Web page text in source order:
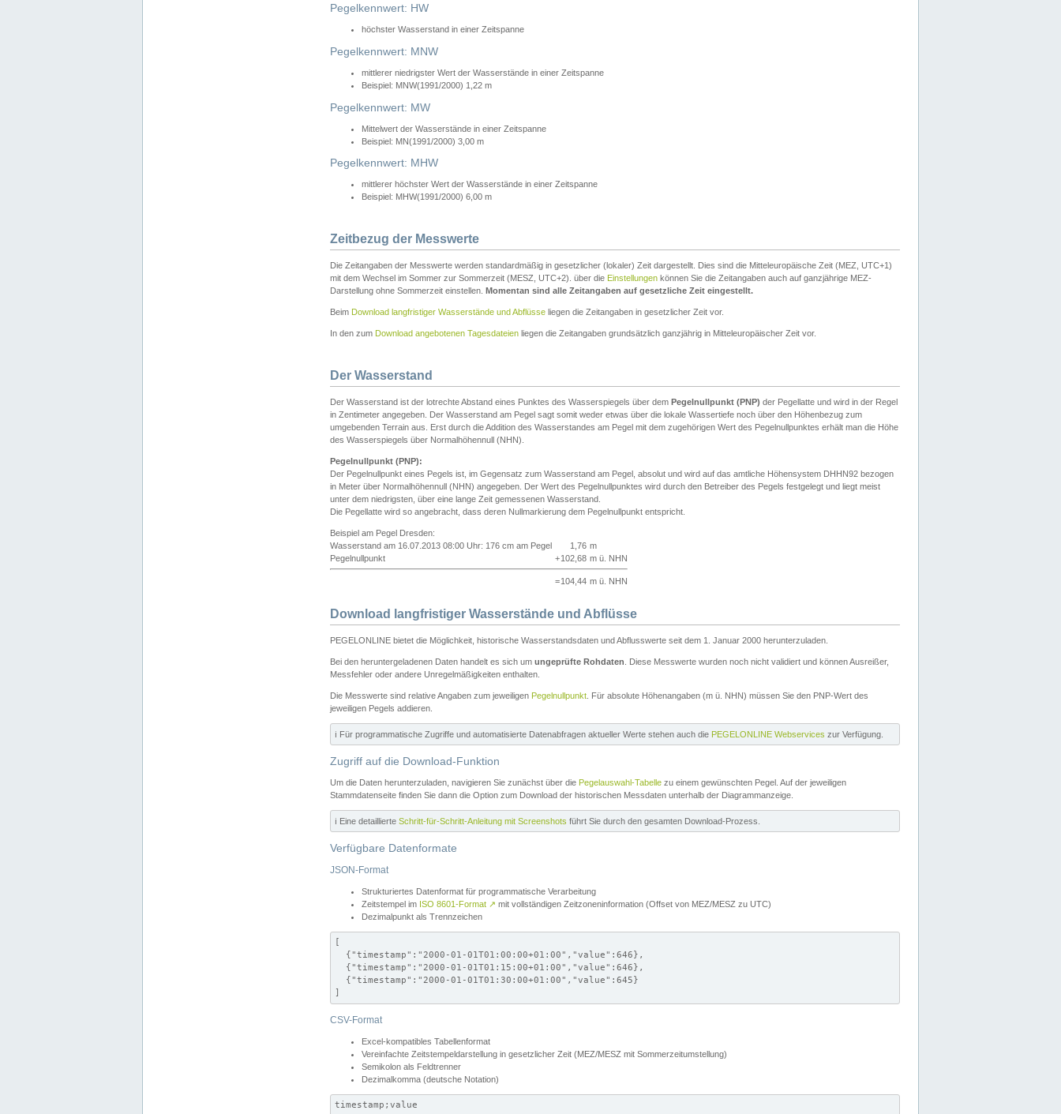
Pegelkennwert: HW
höchster Wasserstand in einer Zeitspanne
Pegelkennwert: MNW
mittlerer niedrigster Wert der Wasserstände in einer Zeitspanne
Beispiel: MNW(1991/2000) 1,22 m
Pegelkennwert: MW
Mittelwert der Wasserstände in einer Zeitspanne
Beispiel: MN(1991/2000) 3,00 m
Pegelkennwert: MHW
mittlerer höchster Wert der Wasserstände in einer Zeitspanne
Beispiel: MHW(1991/2000) 6,00 m
Zeitbezug der Messwerte
Die Zeitangaben der Messwerte werden standardmäßig in gesetzlicher (lokaler) Zeit dargestellt. Dies sind die Mitteleuropäische Zeit (MEZ, UTC+1)
mit dem Wechsel im Sommer zur Sommerzeit (MESZ, UTC+2). über die Einstellungen können Sie die Zeitangaben auch auf ganzjährige MEZ-
Darstellung ohne Sommerzeit einstellen. Momentan sind alle Zeitangaben auf gesetzliche Zeit eingestellt.
Beim Download langfristiger Wasserstände und Abflüsse liegen die Zeitangaben in gesetzlicher Zeit vor.
In den zum Download angebotenen Tagesdateien liegen die Zeitangaben grundsätzlich ganzjährig in Mitteleuropäischer Zeit vor.
Der Wasserstand
Der Wasserstand ist der lotrechte Abstand eines Punktes des Wasserspiegels über dem Pegelnullpunkt (PNP) der Pegellatte und wird in der Regel
in Zentimeter angegeben. Der Wasserstand am Pegel sagt somit weder etwas über die lokale Wassertiefe noch über den Höhenbezug zum
umgebenden Terrain aus. Erst durch die Addition des Wasserstandes am Pegel mit dem zugehörigen Wert des Pegelnullpunktes erhält man die Höhe
des Wasserspiegels über Normalhöhennull (NHN).
Pegelnullpunkt (PNP):
Der Pegelnullpunkt eines Pegels ist, im Gegensatz zum Wasserstand am Pegel, absolut und wird auf das amtliche Höhensystem DHHN92 bezogen
in Meter über Normalhöhennull (NHN) angegeben. Der Wert des Pegelnullpunktes wird durch den Betreiber des Pegels festgelegt und liegt meist
unter dem niedrigsten, über eine lange Zeit gemessenen Wasserstand.
Die Pegellatte wird so angebracht, dass deren Nullmarkierung dem Pegelnullpunkt entspricht.
Beispiel am Pegel Dresden:
Wasserstand am 16.07.2013 08:00 Uhr: 176 cm am Pegel
1,76 m
Pegelnullpunkt
+102,68 m ü. NHN
=104,44 m ü. NHN
Download langfristiger Wasserstände und Abflüsse
PEGELONLINE bietet die Möglichkeit, historische Wasserstandsdaten und Abflusswerte seit dem 1. Januar 2000 herunterzuladen.
Bei den heruntergeladenen Daten handelt es sich um ungeprüfte Rohdaten . Diese Messwerte wurden noch nicht validiert und können Ausreißer,
Messfehler oder andere Unregelmäßigkeiten enthalten.
Die Messwerte sind relative Angaben zum jeweiligen Pegelnullpunkt . Für absolute Höhenangaben (m ü. NHN) müssen Sie den PNP-Wert des
jeweiligen Pegels addieren.
ℹ️ Für programmatische Zugriffe und automatisierte Datenabfragen aktueller Werte stehen auch die PEGELONLINE Webservices zur Verfügung.
Zugriff auf die Download-Funktion
Um die Daten herunterzuladen, navigieren Sie zunächst über die Pegelauswahl-Tabelle zu einem gewünschten Pegel. Auf der jeweiligen
Stammdatenseite finden Sie dann die Option zum Download der historischen Messdaten unterhalb der Diagrammanzeige.
ℹ️ Eine detaillierte Schritt-für-Schritt-Anleitung mit Screenshots führt Sie durch den gesamten Download-Prozess.
Verfügbare Datenformate
JSON-Format
Strukturiertes Datenformat für programmatische Verarbeitung
Zeitstempel im ISO 8601-Format ↗ mit vollständigen Zeitzoneninformation (Offset von MEZ/MESZ zu UTC)
Dezimalpunkt als Trennzeichen
[
  {"timestamp":"2000-01-01T01:00:00+01:00","value":646},
  {"timestamp":"2000-01-01T01:15:00+01:00","value":646},
  {"timestamp":"2000-01-01T01:30:00+01:00","value":645}
]
CSV-Format
Excel-kompatibles Tabellenformat
Vereinfachte Zeitstempeldarstellung in gesetzlicher Zeit (MEZ/MESZ mit Sommerzeitumstellung)
Semikolon als Feldtrenner
Dezimalkomma (deutsche Notation)
timestamp;value